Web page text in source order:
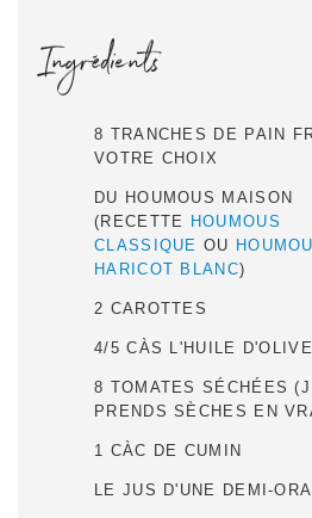
Ingrédients
8 TRANCHES DE PAIN
VOTRE CHOIX
DU HOUMOUS MAISON
(RECETTE
HOUMOUS
CLASSIQUE OU
HARICOT BLANC)
2 CAROTTES
4/5 CÀS L'HUILE D'OLIVE
8 TOMATES SÉCHÉES
PRENDS SÈCHES EN
1 CÀC DE CUMIN
LE JUS D'UNE DEMI-